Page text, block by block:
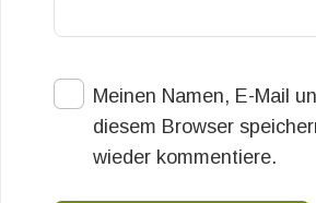
Meinen Namen, E-Mail
diesem Browser
wieder kommentiere.